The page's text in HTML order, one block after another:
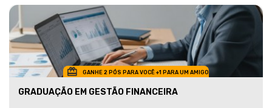
GANHE 2 PÓS PARA VOCÊ +1 PARA UM AMIGO
GRADUAÇÃO EM GESTÃO FINANCEIRA